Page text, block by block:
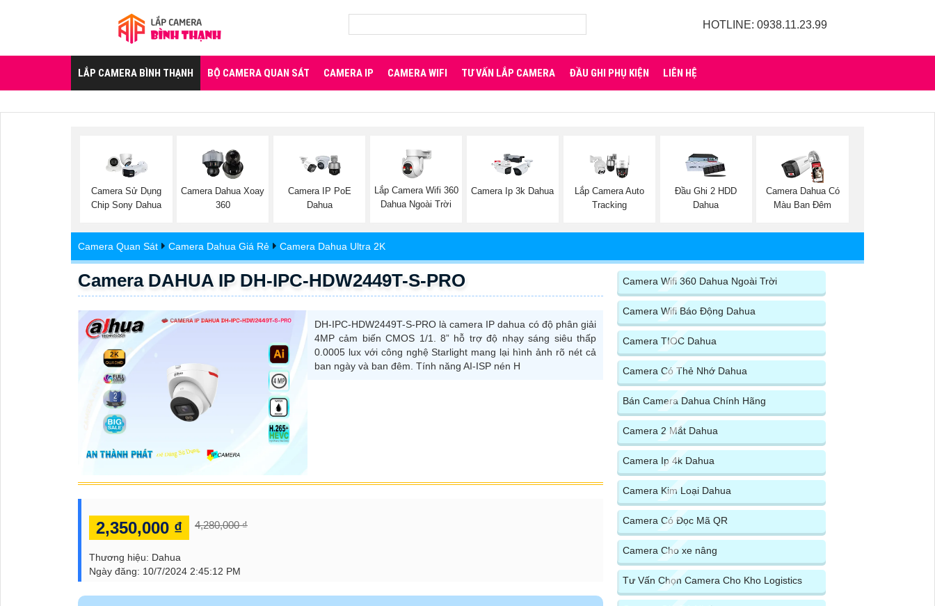
HOTLINE: 0938.11.23.99
LẮP CAMERA BÌNH THẠNH BỘ CAMERA QUAN SÁT CAMERA IP CAMERA WIFI TƯ VẤN LẮP CAMERA ĐẦU GHI PHỤ KIỆN LIÊN HỆ
Camera Sử Dụng
Chip Sony Dahua
Camera Dahua Xoay
360
Camera IP PoE
Dahua
Lắp Camera Wifi 360
Dahua Ngoài Trời
Camera Ip 3k Dahua
Lắp Camera Auto
Tracking
Đầu Ghi 2 HDD
Dahua
Camera Dahua Có
Màu Ban Đêm
Camera Quan Sát Camera Dahua Giá Rẻ Camera Dahua Ultra 2K
Camera DAHUA IP DH-IPC-HDW2449T-S-PRO
DH-IPC-HDW2449T-S-PRO là camera IP dahua có độ phân giải
4MP cảm biến CMOS 1/1. 8” hỗ trợ độ nhạy sáng siêu thấp
0.0005 lux với công nghệ Starlight mang lại hình ảnh rõ nét cả
ban ngày và ban đêm. Tính năng AI-ISP nén H
2,350,000 ₫ 4,280,000 ₫
Thương hiệu: Dahua
Ngày đăng: 10/7/2024 2:45:12 PM
Camera Wifi 360 Dahua Ngoài Trời
Camera Wifi Báo Động Dahua
Camera TIOC Dahua
Camera Có Thẻ Nhớ Dahua
Bán Camera Dahua Chính Hãng
Camera 2 Mắt Dahua
Camera Ip 4k Dahua
Camera Kim Loại Dahua
Camera Có Đọc Mã QR
Camera Cho xe nâng
Tư Vấn Chọn Camera Cho Kho Logistics